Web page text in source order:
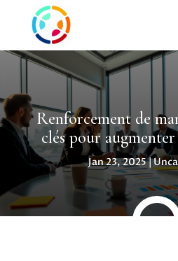
Renforcement de
clés pour
Jan 23, 2025|